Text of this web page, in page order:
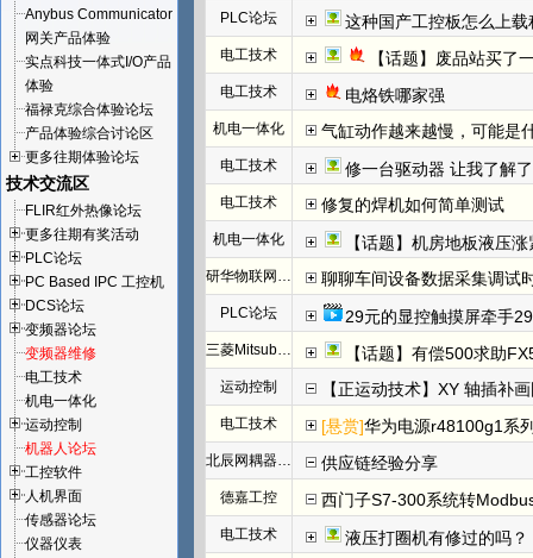
Anybus Communicator
网关产品体验
实点科技一体式I/O产品
体验
福禄克综合体验论坛
产品体验综合讨论区
更多往期体验论坛
技术交流区
FLIR红外热像论坛
更多往期有奖活动
PLC论坛
PC Based IPC 工控机
DCS论坛
变频器论坛
变频器维修
电工技术
机电一体化
运动控制
机器人论坛
工控软件
人机界面
传感器论坛
仪器仪表
PLC论坛 这种国产工控板怎么上
电工技术 【话题】废品站买了
电工技术 电烙铁哪家强
机电一体化 气缸动作越来越慢，可能是
电工技术 修一台驱动器 让我了解
电工技术 修复的焊机如何简单测试
机电一体化 【话题】机房地板液压
研华物联网论坛 聊聊车间设备数据采集调试
PLC论坛 29元的显控触摸屏牵手
三菱Mitsubishi 【话题】有偿500求助
运动控制 【正运动技术】XY 轴插补
电工技术 [悬赏]华为电源r48100g1系
北辰网耦器与分布式 I/O 一体机体 供应链经验分享
德嘉工控 西门子S7-300系统转
电工技术 液压打圈机有修过的吗？